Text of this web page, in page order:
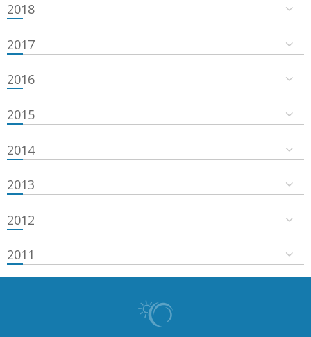
2018
2017
2016
2015
2014
2013
2012
2011